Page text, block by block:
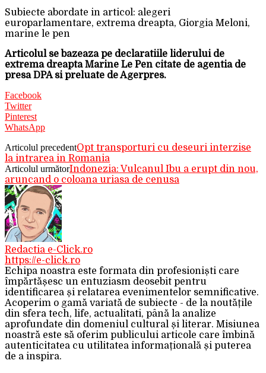
Subiecte abordate in articol: alegeri
europarlamentare, extrema dreapta, Giorgia Meloni,
marine le pen
Articolul se bazeaza pe declaratiile liderului de
extrema dreapta Marine Le Pen citate de agentia de
presa DPA si preluate de Agerpres.
Facebook
Twitter
Pinterest
WhatsApp
Articolul precedentOpt transporturi cu deseuri interzise
la intrarea in Romania
Articolul următorIndonezia: Vulcanul Ibu a erupt din nou,
aruncand o coloana uriasa de cenusa
Redactia e-Click.ro
https://e-click.ro
Echipa noastra este formata din profesioniști care
împărtășesc un entuziasm deosebit pentru
identificarea și relatarea evenimentelor semnificative.
Acoperim o gamă variată de subiecte - de la noutățile
din sfera tech, life, actualitati, până la analize
aprofundate din domeniul cultural și literar. Misiunea
noastră este să oferim publicului articole care îmbină
autenticitatea cu utilitatea informațională și puterea
de a inspira.